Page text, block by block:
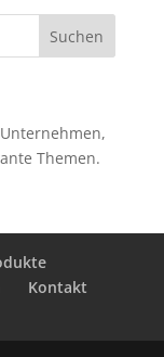
Themen.
Kontakt